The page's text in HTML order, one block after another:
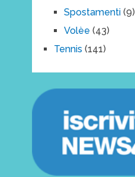
Spostamenti(9)
Volèe (43)
Tennis (141)